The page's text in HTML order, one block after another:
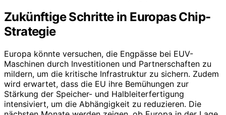
Zukünftige Schritte in Europas Chip-
Strategie
Europa könnte versuchen, die Engpässe bei EUV-
Maschinen durch Investitionen und Partnerschaften zu
mildern, um die kritische Infrastruktur zu sichern. Zudem
wird erwartet, dass die EU ihre Bemühungen zur
Stärkung der Speicher- und Halbleiterfertigung
intensiviert, um die Abhängigkeit zu reduzieren. Die